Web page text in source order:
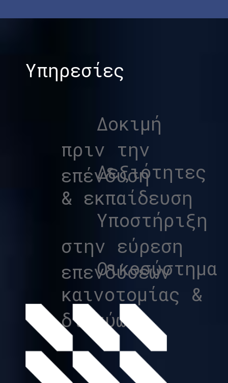
Υπηρεσίες
Δοκιμή
πριν την
επένδυση
Δεξιότητες
& εκπαίδευση
Υποστήριξη
στην εύρεση
επενδύσεων
Οικοσύστημα
καινοτομίας &
δικτύωση